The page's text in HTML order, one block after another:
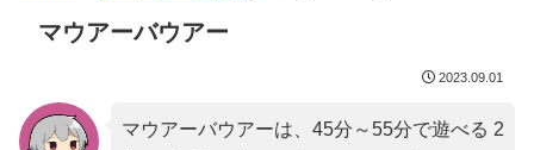
マウアーバウアー
2023.09.01
マウアーバウアーは、45分～55分で遊べる 2